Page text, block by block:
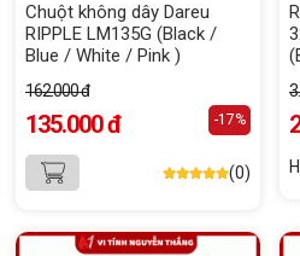
Chuột không dây Dareu
RIPPLE LM135G (Black /
Blue / White / Pink )
162.000 đ
135.000 đ -17%
(0)